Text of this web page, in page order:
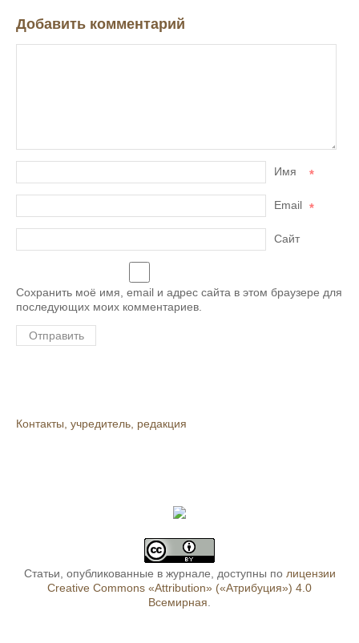
Добавить комментарий
Имя *
Email *
Сайт
Сохранить моё имя, email и адрес сайта в этом браузере для
последующих моих комментариев.
Контакты, учредитель, редакция
Статьи, опубликованные в журнале, доступны по лицензии
Creative Commons «Attribution» («Атрибуция») 4.0
Всемирная